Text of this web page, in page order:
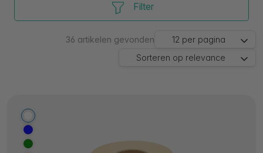
Filter
36 artikelen gevonden 12 per pagina
Sorteren op relevance